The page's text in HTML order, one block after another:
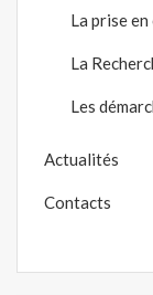
La prise
La
Les
Actualités
Contacts